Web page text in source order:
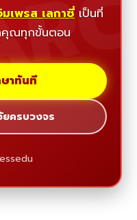
เพรส เลกาซี่ เป็นที่
คุณทุกขั้นตอน
าทันที
ยครบวงจร